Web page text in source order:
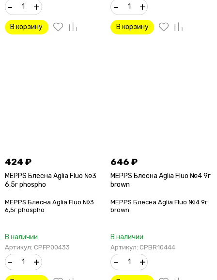
– +
В корзину
– +
В корзину
424 ₽
MEPPS Блесна Aglia Fluo №3
6,5г phospho
MEPPS Блесна Aglia Fluo №3
6,5г phospho
В наличии
Артикул: CPFP00433
– +
646₽
MEPPS Блесна Aglia Fluo №4 9г
brown
MEPPS Блесна Aglia Fluo №4 9г
brown
В наличии
Артикул: CPBR10444
– +